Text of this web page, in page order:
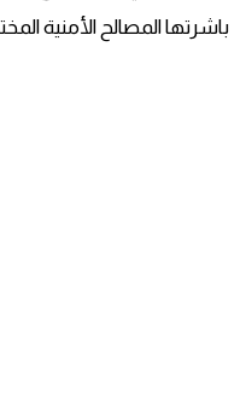
باشرتها المصالح الأمنية